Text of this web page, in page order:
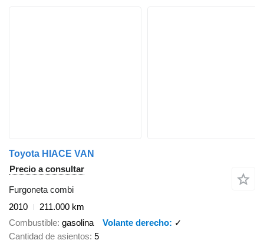
Toyota HIACE VAN
Precio a consultar
Furgoneta combi
2010
211.000 km
Combustible gasolina Volante derecho
✓
Cantidad de asientos 5